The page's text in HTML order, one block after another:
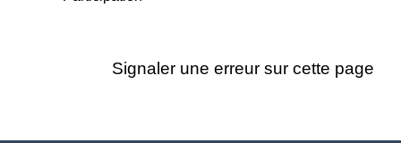
Signaler une erreur sur cette page